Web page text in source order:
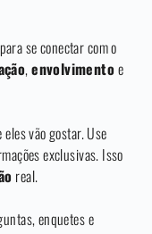
se conectar com o
,envolvimentoe
vão gostar. Use
exclusivas. Isso
real.
enquetes e